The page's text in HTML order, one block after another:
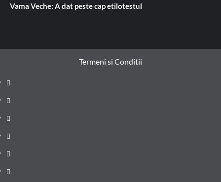
Vama Veche: A dat peste cap etilotestul
Termeni si Conditii
Prima
pagină
Știri
de
ultima
Administrație
locală
Actualitate
Justiție
Cultura